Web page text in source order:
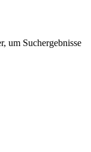
um Suchergebnisse